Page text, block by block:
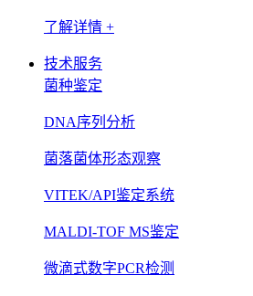
了解详情 +
技术服务
菌种鉴定
DNA序列分析
菌落菌体形态观察
VITEK/API鉴定系统
MALDI-TOF MS鉴定
微滴式数字PCR检测